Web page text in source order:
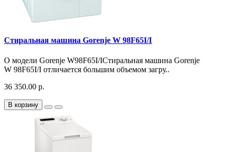
Стиральная машина Gorenje W 98F65I/I
О модели Gorenje W98F65I/IСтиральная машина Gorenje
W 98F65I/I отличается большим объемом загру..
36 350.00 р.
В корзину